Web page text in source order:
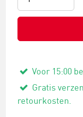
Voor 15:00
Gratis
retourkosten.